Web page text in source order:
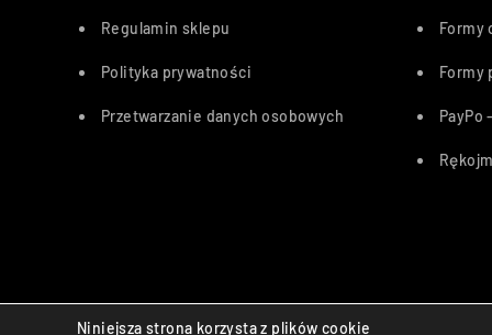
Regulamin sklepu
Polityka prywatności
Przetwarzanie danych osobowych
Formy
Formy
PayPo
Bezpieczne płatności:
Niniejsza strona korzysta z plików cookie